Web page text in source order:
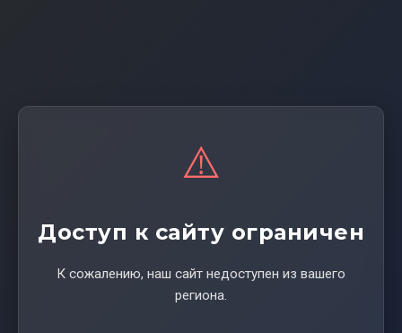
⚠️
Доступ к сайту ограничен
К сожалению, наш сайт недоступен из вашего
региона.